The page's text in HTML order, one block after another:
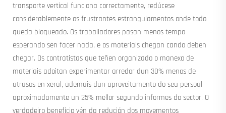
transporte vertical funciona correctamente, redúcese
considerablemente os frustrantes estrangulamentos onde todo
queda bloqueado. Os traballadores pasan menos tempo
esperando sen facer nada, e os materiais chegan cando deben
chegar. Os contratistas que teñen organizado o manexo de
materiais adoitan experimentar arredor dun 30% menos de
atrasos en xeral, ademais dun aproveitamento do seu persoal
aproximadamente un 25% mellor segundo informes do sector. O
verdadeiro beneficio vén da redución dos movementos